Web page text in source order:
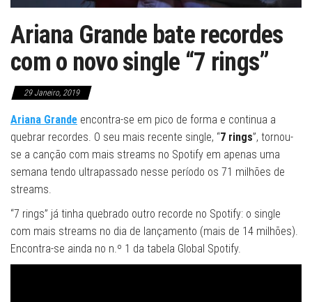
Ariana Grande bate recordes
com o novo single “7 rings”
29 Janeiro, 2019
Ariana Grande encontra-se em pico de forma e continua a
quebrar recordes. O seu mais recente single, “7 rings”, tornou-
se a canção com mais streams no Spotify em apenas uma
semana tendo ultrapassado nesse período os 71 milhões de
streams.
“7 rings” já tinha quebrado outro recorde no Spotify: o single
com mais streams no dia de lançamento (mais de 14 milhões).
Encontra-se ainda no n.º 1 da tabela Global Spotify.